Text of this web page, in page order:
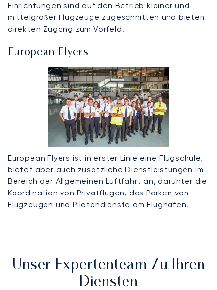
Einrichtungen sind auf den Betrieb kleiner und
mittelgroßer Flugzeuge zugeschnitten und bieten
direkten Zugang zum Vorfeld.
European Flyers
European Flyers ist in erster Linie eine Flugschule,
bietet aber auch zusätzliche Dienstleistungen im
Bereich der Allgemeinen Luftfahrt an, darunter die
Koordination von Privatflügen, das Parken von
Flugzeugen und Pilotendienste am Flughafen.
Unser Expertenteam Zu Ihren
Diensten